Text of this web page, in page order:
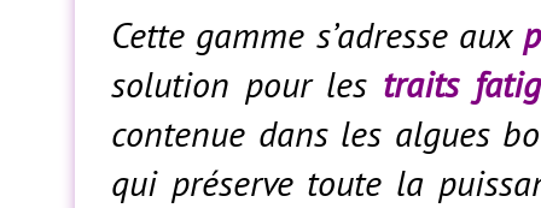
Cette gamme s’adresse aux
solution pour les traits
contenue dans les algues
qui préserve toute la